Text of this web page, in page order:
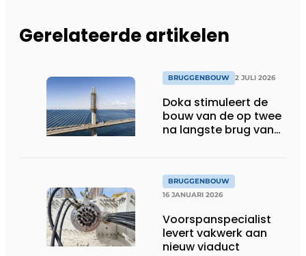
Gerelateerde artikelen
BRUGGENBOUW 2 JULI 2026
Doka stimuleert de
bouw van de op twee
na langste brug van
BRUGGENBOUW
16 JANUARI 2026
Voorspanspecialist
levert vakwerk aan
nieuw viaduct